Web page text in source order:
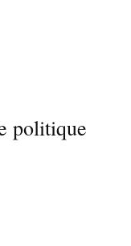
politique